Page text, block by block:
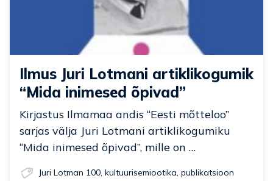
Ilmus Juri Lotmani artiklikogumik
“Mida inimesed õpivad”
Kirjastus Ilmamaa andis “Eesti mõtteloo”
sarjas välja Juri Lotmani artiklikogumiku
“Mida inimesed õpivad”, mille on …
Juri Lotman 100, kultuurisemiootika, publikatsioon